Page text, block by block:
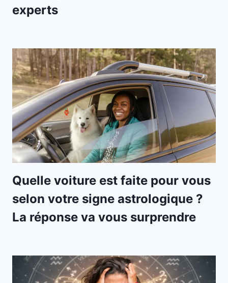
experts
Quelle voiture est faite pour vous
selon votre signe astrologique ?
La réponse va vous surprendre